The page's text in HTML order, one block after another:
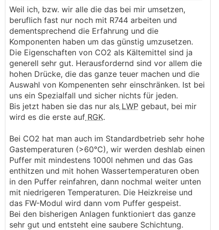
..
Weil ich, bzw. wir alle die das bei mir umsetzen,
beruflich fast nur noch mit R744 arbeiten und
dementsprechend die Erfahrung und die
Komponenten haben um das günstig umzusetzen.
Die Eigenschaften von CO2 als Kältemittel sind ja
generell sehr gut. Herausfordernd sind vor allem die
hohen Drücke, die das ganze teuer machen und die
Auswahl von Kompenenten sehr einschränken. Ist bei
uns ein Spezialfall und sicher nichts für jeden.
Bis jetzt haben sie das nur als LWP gebaut, bei mir
wird es die erste auf RGK.
Bei CO2 hat man auch im Standardbetrieb sehr hohe
Gastemperaturen (>60°C), wir werden deshlab einen
Puffer mit mindestens 1000l nehmen und das Gas
enthitzen und mit hohen Wassertemperaturen oben
in den Puffer reinfahren, dann nochmal weiter unten
mit niedrigeren Temperaturen. Die Heizkreise und
das FW-Modul wird dann vom Puffer gespeist.
Bei den bisherigen Anlagen funktioniert das ganze
sehr gut und entsteht eine saubere Schichtung.